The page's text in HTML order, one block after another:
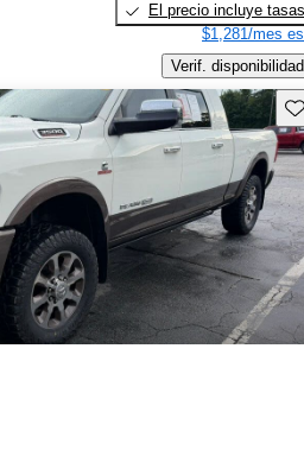
El precio incluye tasas
$1,281/mes
Verif. disponibilidad